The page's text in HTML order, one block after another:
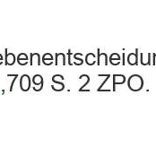
,709 S. 2 ZPO.